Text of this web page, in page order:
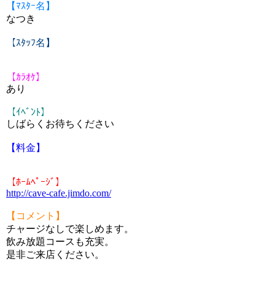
【ﾏｽﾀｰ名】
なつき
【ｽﾀｯﾌ名】
【ｶﾗｵｹ】
あり
【ｲﾍﾞﾝﾄ】
しばらくお待ちください
【料金】
【ﾎｰﾑﾍﾟｰｼﾞ】
http://cave-cafe.jimdo.com/
【コメント】
チャージなしで楽しめます。
飲み放題コースも充実。
是非ご来店ください。